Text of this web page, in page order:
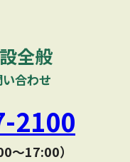
全般
合わせ
2100
〜17:00）